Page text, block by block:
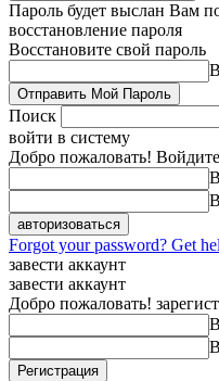
Пароль будет выслан Вам
восстановление пароля
Восстановите свой пароль
Поиск
войти в систему
Добро пожаловать!
Forgot your password? Get
завести аккаунт
завести аккаунт
Добро пожаловать!